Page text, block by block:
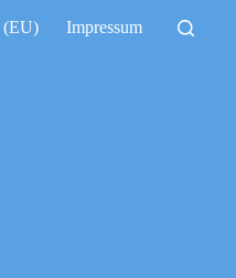
(EU) Impressum